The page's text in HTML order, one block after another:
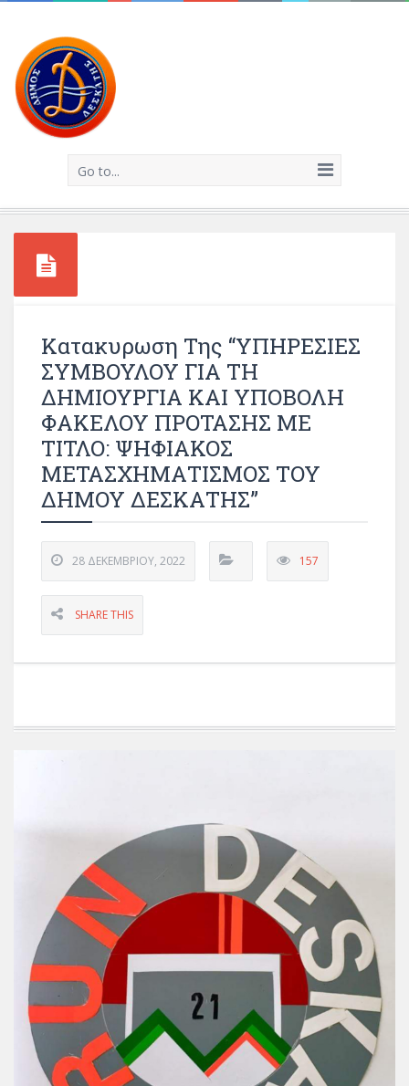
Go to...
Κατακυρωση Της “ΥΠΗΡΕΣΙΕΣ
ΣΥΜΒΟΥΛΟΥ ΓΙΑ ΤΗ
ΔΗΜΙΟΥΡΓΙΑ ΚΑΙ ΥΠΟΒΟΛΗ
ΦΑΚΕΛΟΥ ΠΡΟΤΑΣΗΣ ΜΕ
ΤΙΤΛΟ: ΨΗΦΙΑΚΟΣ
ΜΕΤΑΣΧΗΜΑΤΙΣΜΟΣ ΤΟΥ
ΔΗΜΟΥ ΔΕΣΚΑΤΗΣ”
28 ΔΕΚΕΜΒΡΊΟΥ, 2022 157
SHARE THIS